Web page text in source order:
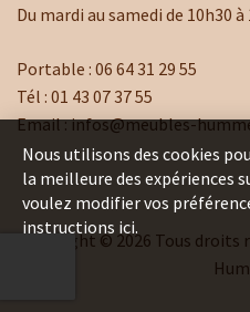
Du mardi au samedi de 10h30 à
Portable : 06 64 31 29 55
Tél : 01 43 07 37 55
Email :infos@meubles-
Copyright ©2026 Tous droits
Nous utilisons des cookies
la meilleure des expériences
voulez modifier vos
instructions ici.